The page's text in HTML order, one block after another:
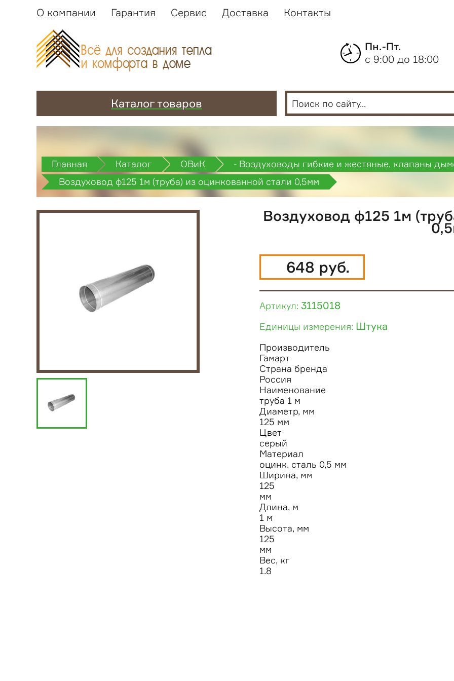
О компании Гарантия Сервис Доставка Контакты
Пн.-Пт.
с 9:00 до 18:00
Каталог товаров
Главная Каталог ОВиК
- Воздуховоды гибкие и жестяные, клапаны
Воздуховод ф125 1м (труба) из оцинкованной стали 0,5мм
Воздуховод ф125 1м
648 руб.
Артикул: 3115018
Единицы измерения: Штука
Производитель
Гамарт
Страна бренда
Россия
Наименование
труба 1 м
Диаметр, мм
125 мм
Цвет
серый
Материал
оцинк. сталь 0,5 мм
Ширина, мм
125
мм
Длина, м
1 м
Высота, мм
125
мм
Вес, кг
1.8